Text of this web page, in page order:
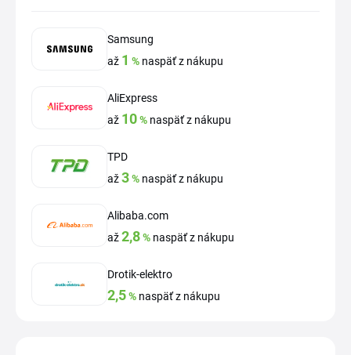
Samsung
až 1 % naspäť z nákupu
AliExpress
až 10% naspäť z nákupu
TPD
až3% naspäť z nákupu
Alibaba.com
až2,8% naspäť z nákupu
Drotik-elektro
2,5% naspäť z nákupu